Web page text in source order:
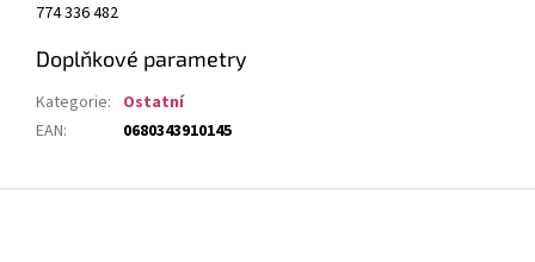
774 336 482
Doplňkové parametry
Kategorie: Ostatní
EAN: 0680343910145